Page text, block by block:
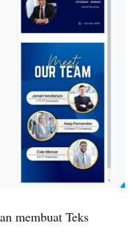
membuat Teks